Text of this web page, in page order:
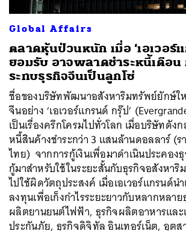
Global Affairs
ตลาดหุ้นป่วนหนัก เมื่อ ‘เอเวอร์
ยอมรับ อาจพลาดชำระหนี้เดือ
ระทบธุรกิจจีนเป็นลูกโซ่
ชื่อของบริษัทพัฒนาอสังหาริมทรัพย์ยักษ์
จีนอย่าง ‘เอเวอร์แกรนด์ กรุ๊ป’
เป็นเรื่องครึกโครมไปทั่วโลก เมื่อบริษัทดัง
หนี้สินค้างชำระกว่า 3 แสนล้านดอลลาร์ (ร
ไทย) จากการกู้เงินเพื่อมาดำเนินประคอง
กู้มาสำหรับใช้ในระยะสั้นกับธุรกิจอสังหา
ไปใช้ผิดวัตถุประสงค์ เมื่อเอเวอร์แกรนด์น
ลงทุนเพื่อเก็งกำไรระยะยาวกับหลากหลา
ผลิตยานยนต์ไฟฟ้า, ธุรกิจผลิตอาหารและ
ประกันภัย, ธุรกิจดิจิทัล อินเทอร์เน็ต, อุตส
ค้นหา
SHARE TWEET